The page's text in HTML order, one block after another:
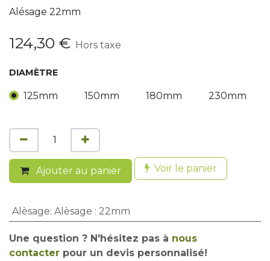
Alésage 22mm
124,30 € Hors taxe
DIAMÈTRE
125mm 150mm 180mm 230mm
Ajouter au panier Voir le panier
Alèsage: Alèsage : 22mm
Une question ? N'hésitez pas à nous
contacter pour un devis personnalisé!